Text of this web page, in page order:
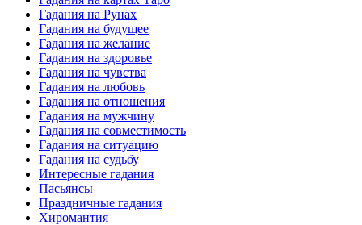
Гадания на Рунах
Гадания на будущее
Гадания на желание
Гадания на здоровье
Гадания на чувства
Гадания на любовь
Гадания на отношения
Гадания на мужчину
Гадания на совместимость
Гадания на ситуацию
Гадания на судьбу
Интересные гадания
Пасьянсы
Праздничные гадания
Хиромантия